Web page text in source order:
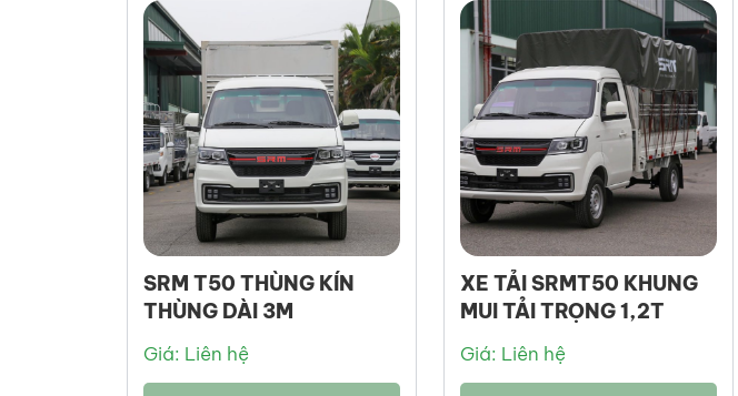
SRM T50 THÙNG KÍN
THÙNG DÀI 3M
Giá: Liên hệ
XE TẢI SRMT50 KHUNG
MUI TẢI TRỌNG 1,2T
Giá: Liên hệ